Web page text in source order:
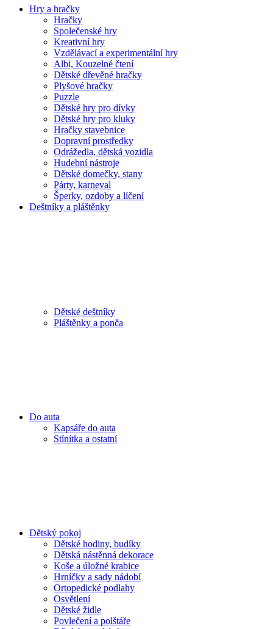
Hry a hračky
Hračky
Společenské hry
Kreativní hry
Vzdělávací a experimentální hry
Albi, Kouzelné čtení
Dětské dřevěné hračky
Plyšové hračky
Puzzle
Dětské hry pro dívky
Dětské hry pro kluky
Hračky stavebnice
Dopravní prostředky
Odrážedla, dětská vozidla
Hudební nástroje
Dětské domečky, stany
Párty, karneval
Šperky, ozdoby a líčení
Deštníky a pláštěnky
Dětské deštníky
Pláštěnky a ponča
Do auta
Kapsáře do auta
Stínítka a ostatní
Dětský pokoj
Dětské hodiny, budíky
Dětská nástěnná dekorace
Koše a úložné krabice
Hrníčky a sady nádobí
Ortopedické podlahy
Osvětlení
Dětské židle
Povlečení a polštáře